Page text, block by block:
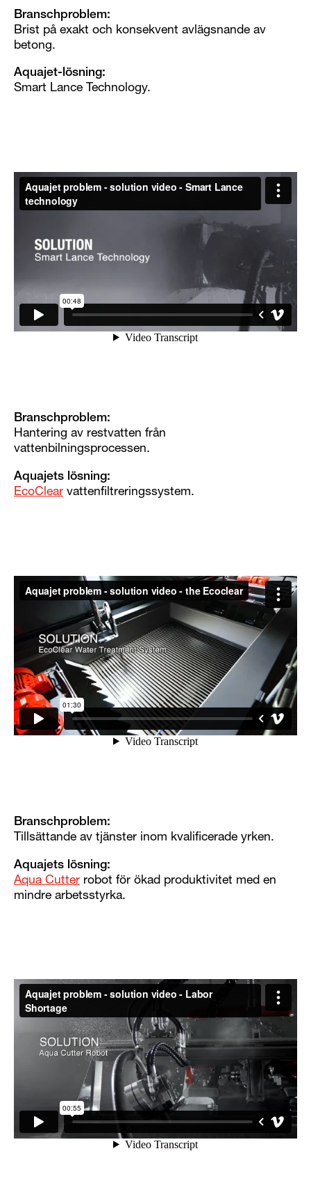
Branschproblem:
Brist på exakt och konsekvent avlägsnande av
betong.
Aquajet-lösning:
Smart Lance Technology.
Branschproblem:
Hantering av restvatten från
vattenbilningsprocessen.
Aquajets lösning:
EcoClear vattenfiltreringssystem.
Branschproblem:
Tillsättande av tjänster inom kvalificerade yrken.
Aquajets lösning:
Aqua Cutter robot för ökad produktivitet med en
mindre arbetsstyrka.